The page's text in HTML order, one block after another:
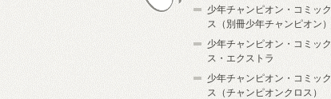
少年チャンピオン・コミック
ス（別冊少年チャンピオン）
少年チャンピオン・コミック
ス・エクストラ
少年チャンピオン・コミック
ス（チャンピオンクロス）